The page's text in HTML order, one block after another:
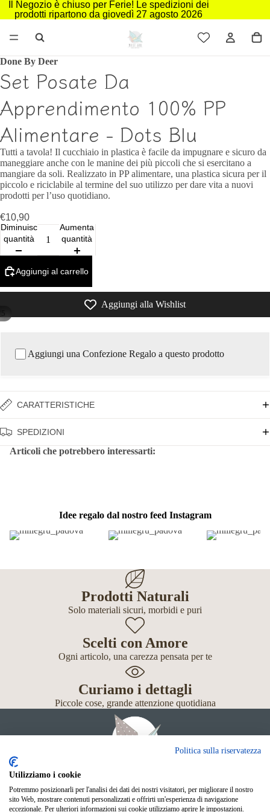
Il Negozio è chiuso per Ferie! Le spedizioni dei
prodotti ripartono da giovedì 27 agosto 2026
5
Done By Deer
Set Posate Da
Apprendimento 100% PP
Alimentare - Dots Blu
Tutti a tavola! Il cucchiaio in plastica è facile da impugnare e sicuro da
maneggiare anche con le manine dei più piccoli che si esercitano a
mangiare da soli. Realizzato in PP alimentare, una plastica sicura per il
piccolo e riciclabile al termine del suo utilizzo per dare vita a nuovi
prodotti per l’uso quotidiano.
€10,90
Diminuisci
quantità
Aumenta
quantità
Aggiungi al carrello
Aggiungi alla Wishlist
Aggiungi una Confezione Regalo a questo prodotto
CARATTERISTICHE
SPEDIZIONI
Articoli che potrebbero interessarti:
Idee regalo dal nostro feed Instagram
Prodotti Naturali
Solo materiali sicuri, morbidi e puri
Scelti con Amore
Ogni articolo, una carezza pensata per te
Curiamo i dettagli
Piccole cose, grande attenzione quotidiana
Giochi
Neonato
Politica sulla riservatezza
Utilizziamo i cookie
Potremmo posizionarli per l'analisi dei dati dei nostri visitatori, per migliorare il nostro
sito Web, mostrare contenuti personalizzati e offrirti un'esperienza di navigazione
eccezionale. Per ulteriori informazioni sui cookie utilizziamo aprire le impostazioni.